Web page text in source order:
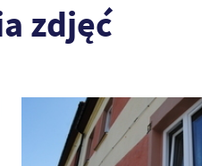
zdjęć